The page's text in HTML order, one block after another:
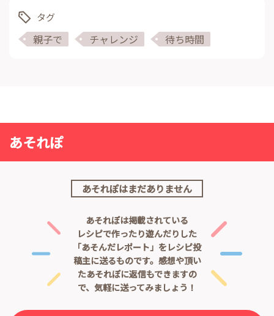
タグ
親子で チャレンジ 待ち時間
あそれぽ
あそれぽはまだありません
あそれぽは掲載されている
レシピで作ったり遊んだりした
「あそんだレポート」をレシピ投
稿主に送るものです。 感想や頂い
たあそれぽに返信もできますの
で、気軽に送ってみましょう！